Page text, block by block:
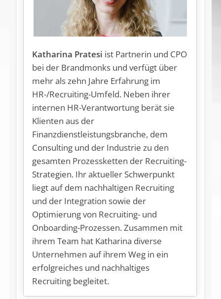
Katharina Pratesi ist Partnerin und CPO
bei der Brandmonks und verfügt über
mehr als zehn Jahre Erfahrung im
HR-/Recruiting-Umfeld. Neben ihrer
internen HR-Verantwortung berät sie
Klienten aus der
Finanzdienstleistungsbranche, dem
Consulting und der Industrie zu den
gesamten Prozessketten der Recruiting-
Strategien. Ihr aktueller Schwerpunkt
liegt auf dem nachhaltigen Recruiting
und der Integration sowie der
Optimierung von Recruiting- und
Onboarding-Prozessen. Zusammen mit
ihrem Team hat Katharina diverse
Unternehmen auf ihrem Weg in ein
erfolgreiches und nachhaltiges
Recruiting begleitet.